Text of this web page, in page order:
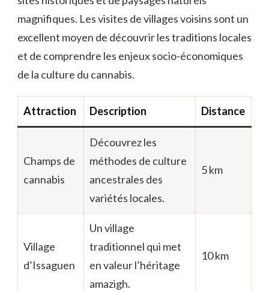
magnifiques. Les visites de villages voisins sont un
excellent moyen de découvrir les traditions locales
et de comprendre les enjeux socio-économiques
de la culture du cannabis.
Attraction Description Distance
Champs de
cannabis
Découvrez les
méthodes de culture
ancestrales des
variétés locales.
5 km
Village
d’Issaguen
Un village
traditionnel qui met
en valeur l’héritage
amazigh.
10 km